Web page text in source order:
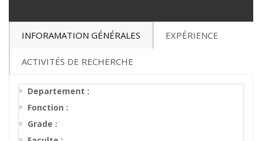
INFORAMATION GÉNÉRALES EXPÉRIENCE
ACTIVITÉS DE RECHERCHE
Departement :
Fonction :
Grade :